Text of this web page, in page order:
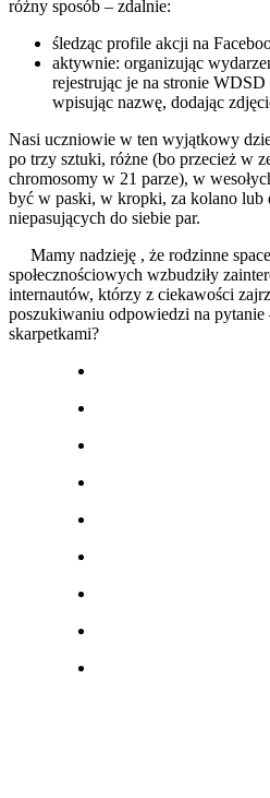
różny sposób – zdalnie:
śledząc profile akcji na
aktywnie: organizując
rejestrując je na stronie
wpisując nazwę, dodając
Nasi uczniowie w ten wyjątkowy
po trzy sztuki, różne (bo przecież w
chromosomy w 21 parze), w
być w paski, w kropki, za kolano
niepasujących do siebie par.
Mamy nadzieję , że rodzinne
społecznościowych wzbudziły
internautów, którzy z ciekawości
poszukiwaniu odpowiedzi na
skarpetkami?